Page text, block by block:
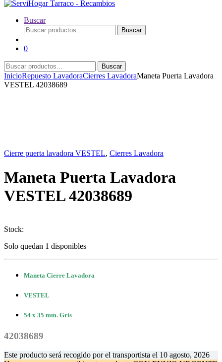
Buscar
Buscar
por:
Buscar
0
Buscar
por:
Buscar
InicioRepuesto LavadoraCierres LavadoraManeta Puerta Lavadora
VESTEL 42038689
Cierre puerta lavadora VESTEL, Cierres Lavadora
Maneta Puerta Lavadora
VESTEL 42038689
Stock:
Solo quedan 1 disponibles
Maneta Cierre Lavadora
VESTEL
54 x 35 mm. Gris
42038689
Este producto será recogido por el transportista el 10 agosto, 2026